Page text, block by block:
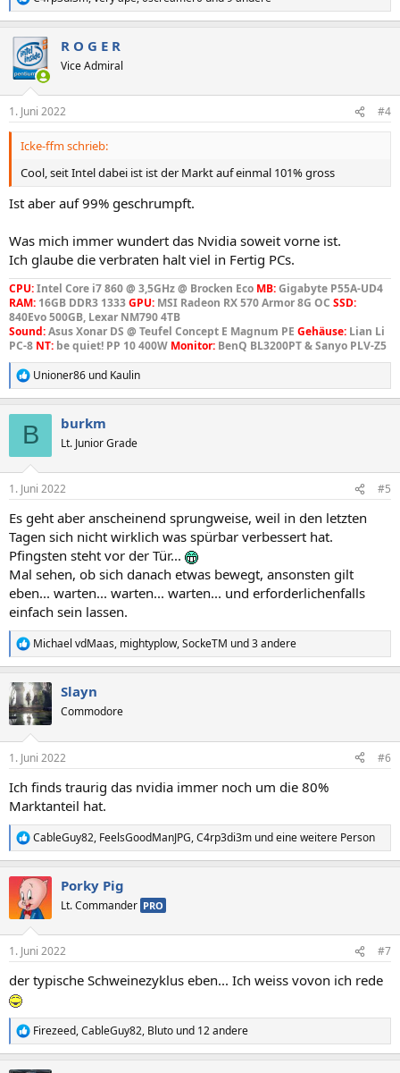
R
e
k
t
i
e
n
R O G E R
Vice Admiral
1. Juni 2022 #4
Icke-ffm schrieb:
Cool, seit Intel dabei ist ist der Markt auf einmal 101% gross
Ist aber auf 99% geschrumpft.
Was mich immer wundert das Nvidia soweit vorne ist.
Ich glaube die verbraten halt viel in Fertig PCs.
CPU:Intel Core i7 860 @ 3,5GHz @ Brocken Eco MB:Gigabyte P55A-UD4
RAM: 16GB DDR3 1333GPU: MSI Radeon RX 570 Armor 8G OC SSD:
840Evo 500GB, Lexar NM790 4TB
Sound:Asus Xonar DS @ Teufel Concept E Magnum PE Gehäuse: Lian Li
PC-8 NT: be quiet! PP 10 400W Monitor: BenQ BL3200PT & Sanyo PLV-Z5
R
e
e
:
Unioner86 und Kaulin
B burkm
Lt. Junior Grade
1. Juni 2022 #5
Es geht aber anscheinend sprungweise, weil in den letzten
Tagen sich nicht wirklich was spürbar verbessert hat.
Pfingsten steht vor der Tür...
Mal sehen, ob sich danach etwas bewegt, ansonsten gilt
eben... warten... warten... warten... und erforderlichenfalls
einfach sein lassen.
R
e
k
t
i
e
:
Michael vdMaas, mightyplow,SockeTM und 3 andere
Slayn
Commodore
1. Juni 2022 #6
Ich finds traurig das nvidia immer noch um die 80%
Marktanteil hat.
R
e
k
t
i
e
:
CableGuy82, FeelsGoodManJPG,C4rp3di3m und eine weitere Person
Porky Pig
Lt. Commander PRO
1. Juni 2022 #7
der typische Schweinezyklus eben... Ich weiss vovon ich rede
R
e
Firezeed,CableGuy82, Bluto und 12 andere